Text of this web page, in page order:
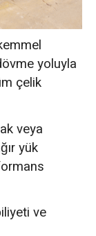
yoluyla
çelik
veya
yük
ve